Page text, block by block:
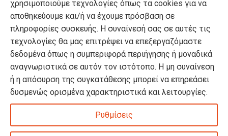
Πρόσφατα Άρθρα
Τελικές χειμερινές εκπτώσεις -50% σε όλα τα
προϊόντα!
Βρείτε όλα τα πασχαλινά μας είδη σε -50%
έκπτωση!
2023. developed byPYLARINOS Advertising
χρησιμοποιούμε τεχνολογίες όπως τα cookies για να
αποθηκεύουμε και/ή να έχουμε πρόσβαση σε
πληροφορίες συσκευής. Η συναίνεσή σας σε αυτές τις
τεχνολογίες θα μας επιτρέψει να επεξεργαζόμαστε
δεδομένα όπως η συμπεριφορά περιήγησης ή μοναδικά
αναγνωριστικά σε αυτόν τον ιστότοπο. Η μη συναίνεση
ή η απόσυρση της συγκατάθεσης μπορεί να επηρεάσει
δυσμενώς ορισμένα χαρακτηριστικά και λειτουργίες.
Ρυθμίσεις